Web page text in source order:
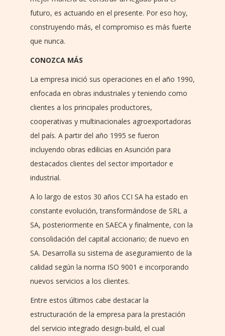
futuro, es actuando en el presente. Por eso hoy,
construyendo más, el compromiso es más fuerte
que nunca.
CONOZCA MÁS
La empresa inició sus operaciones en el año 1990,
enfocada en obras industriales y teniendo como
clientes a los principales productores,
cooperativas y multinacionales agroexportadoras
del país. A partir del año 1995 se fueron
incluyendo obras edilicias en Asunción para
destacados clientes del sector importador e
industrial.
A lo largo de estos 30 años CCI SA ha estado en
constante evolución, transformándose de SRL a
SA, posteriormente en SAECA y finalmente, con la
consolidación del capital accionario; de nuevo en
SA. Desarrolla su sistema de aseguramiento de la
calidad según la norma ISO 9001 e incorporando
nuevos servicios a los clientes.
Entre estos últimos cabe destacar la
estructuración de la empresa para la prestación
del servicio integrado design-build, el cual